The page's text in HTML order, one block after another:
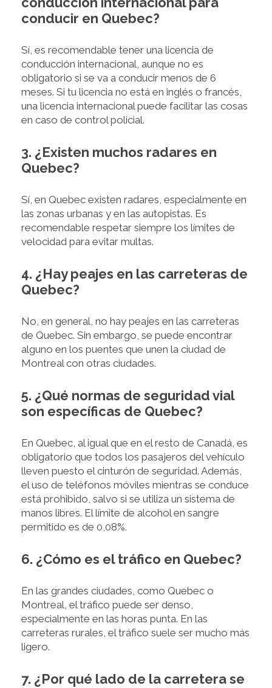
conducir en Quebec?
Sí, es recomendable tener una licencia de
conducción internacional, aunque no es
obligatorio si se va a conducir menos de 6
meses. Si tu licencia no está en inglés o francés,
una licencia internacional puede facilitar las cosas
en caso de control policial.
3. ¿Existen muchos radares en
Quebec?
Sí, en Quebec existen radares, especialmente en
las zonas urbanas y en las autopistas. Es
recomendable respetar siempre los límites de
velocidad para evitar multas.
4. ¿Hay peajes en las carreteras de
Quebec?
No, en general, no hay peajes en las carreteras
de Quebec. Sin embargo, se puede encontrar
alguno en los puentes que unen la ciudad de
Montreal con otras ciudades.
5. ¿Qué normas de seguridad vial
son específicas de Quebec?
En Quebec, al igual que en el resto de Canadá, es
obligatorio que todos los pasajeros del vehículo
lleven puesto el cinturón de seguridad. Además,
el uso de teléfonos móviles mientras se conduce
está prohibido, salvo si se utiliza un sistema de
manos libres. El límite de alcohol en sangre
permitido es de 0,08%.
6. ¿Cómo es el tráfico en Quebec?
En las grandes ciudades, como Quebec o
Montreal, el tráfico puede ser denso,
especialmente en las horas punta. En las
carreteras rurales, el tráfico suele ser mucho más
ligero.
7. ¿Por qué lado de la carretera se